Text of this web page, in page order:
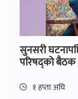
सुनसरी
परिषद्को बैठक
१ हप्ता अघि